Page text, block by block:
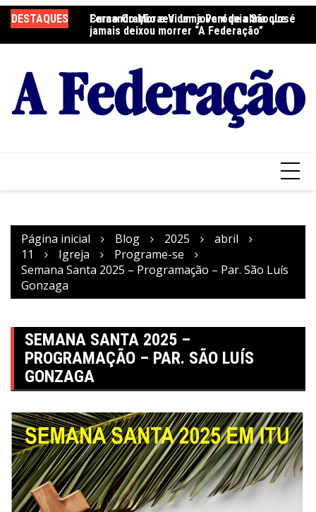
para
o
DESTAQUES
Fernando Moraes: um jovem de alma que
jamais deixou morrer “A Federação”
Curso Oração e Vida na Paróquia São José
Página inicial Blog 2025
abril
11
Igreja
Programe-se
Semana Santa 2025 – Programação – Par. São Luís
Gonzaga
SEMANA SANTA 2025 –
PROGRAMAÇÃO – PAR. SÃO LUÍS
GONZAGA